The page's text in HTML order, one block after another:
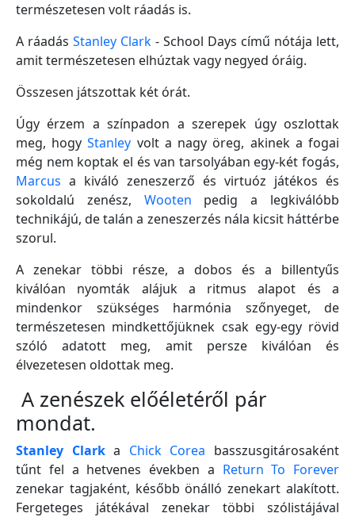
természetesen volt ráadás is.
A ráadás Stanley Clark - School Days című nótája lett,
amit természetesen elhúztak vagy negyed óráig.
Összesen játszottak két órát.
Úgy érzem a színpadon a szerepek úgy oszlottak
meg, hogyStanley volt a nagy öreg, akinek a fogai
még nem koptak el és van tarsolyában egy-két fogás,
Marcus a kiváló zeneszerző és virtuóz játékos és
sokoldalú zenész, Wooten pedig a legkiválóbb
technikájú, de talán a zeneszerzés nála kicsit háttérbe
szorul.
A zenekar többi része, a dobos és a billentyűs
kiválóan nyomták alájuk a ritmus alapot és a
mindenkor szükséges harmónia szőnyeget, de
természetesen mindkettőjüknek csak egy-egy rövid
szóló adatott meg, amit persze kiválóan és
élvezetesen oldottak meg.
A zenészek előéletéről pár
mondat.
Stanley Clarka Chick Corea basszusgitárosaként
tűnt fel a hetvenes években a Return To Forever
zenekar tagjaként, később önálló zenekart alakított.
Fergeteges játékával zenekar többi szólistájával